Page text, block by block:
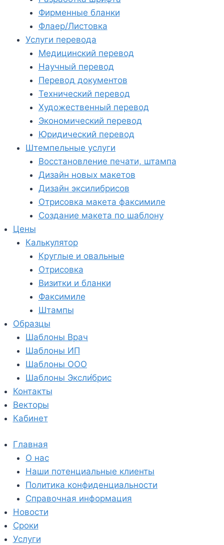
Фирменные бланки
Флаер/Листовка
Услуги перевода
Медицинский перевод
Научный перевод
Перевод документов
Технический перевод
Художественный перевод
Экономический перевод
Юридический перевод
Штемпельные услуги
Восстановление печати, штампа
Дизайн новых макетов
Дизайн эксилибрисов
Отрисовка макета факсимиле
Создание макета по шаблону
Цены
Калькулятор
Круглые и овальные
Отрисовка
Визитки и бланки
Факсимиле
Штампы
Образцы
Шаблоны Врач
Шаблоны ИП
Шаблоны ООО
Шаблоны Эксли́брис
Контакты
Векторы
Кабинет
Главная
О нас
Наши потенциальные клиенты
Политика конфиденциальности
Справочная информация
Новости
Сроки
Услуги